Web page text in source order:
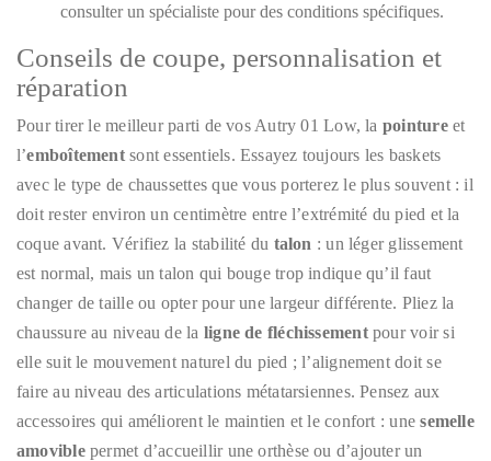
consulter un spécialiste pour des conditions spécifiques.
Conseils de coupe, personnalisation et
réparation
Pour tirer le meilleur parti de vos Autry 01 Low, la pointureet
l’emboîtementsont essentiels. Essayez toujours les baskets
avec le type de chaussettes que vous porterez le plus souvent : il
doit rester environ un centimètre entre l’extrémité du pied et la
coque avant. Vérifiez la stabilité du talon : un léger glissement
est normal, mais un talon qui bouge trop indique qu’il faut
changer de taille ou opter pour une largeur différente. Pliez la
chaussure au niveau de la ligne de fléchissementpour voir si
elle suit le mouvement naturel du pied ; l’alignement doit se
faire au niveau des articulations métatarsiennes. Pensez aux
accessoires qui améliorent le maintien et le confort : unesemelle
amoviblepermet d’accueillir une orthèse ou d’ajouter un